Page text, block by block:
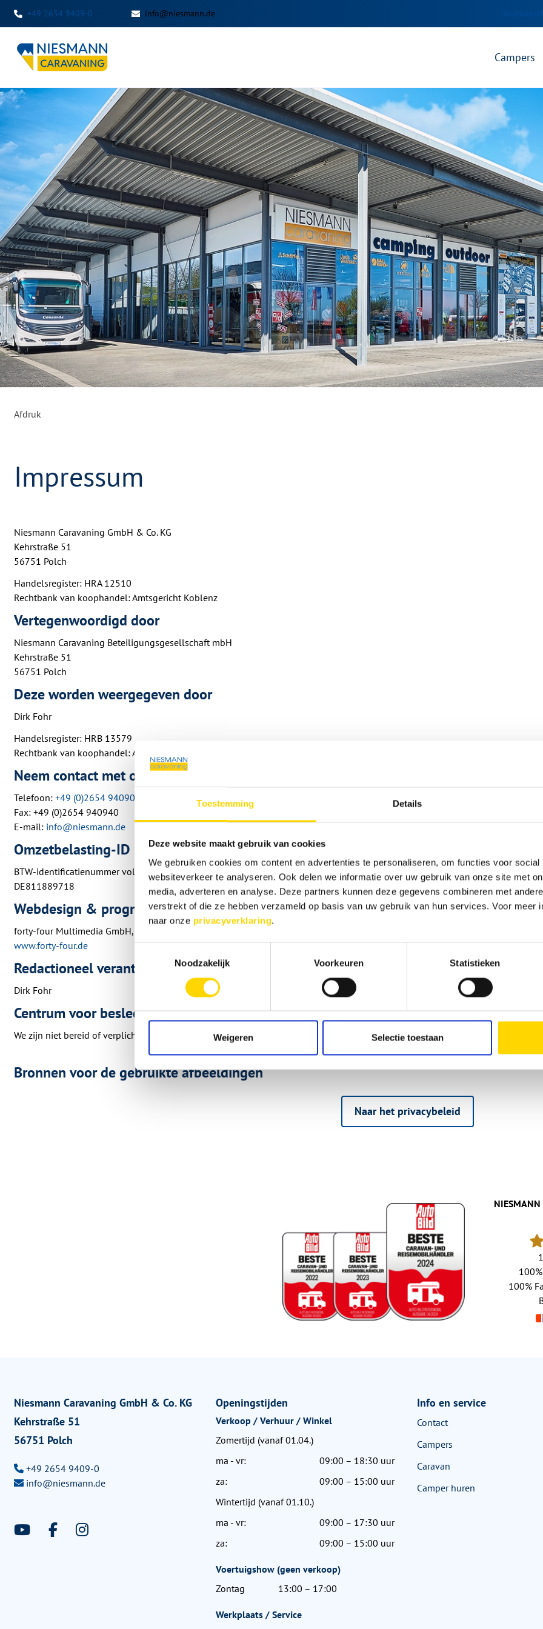
Toestemming Details
Deze website maakt gebruik van cookies
We gebruiken cookies om content en advertenties te personaliseren, om functies voor
websiteverkeer te analyseren. Ook delen we informatie over uw gebruik van onze site met
media, adverteren en analyse. Deze partners kunnen deze gegevens combineren met
verstrekt of die ze hebben verzameld op basis van uw gebruik van hun services. Voor meer
naar onze privacyverklaring.
Noodzakelijk
Voorkeuren Statistieken
Weigeren Selectie toestaan
+49 2654 9409-0 info@niesmann.de
Campers
Afdruk
Impressum
Niesmann Caravaning GmbH & Co. KG
Kehrstraße 51
56751 Polch
Handelsregister: HRA 12510
Rechtbank van koophandel: Amtsgericht Koblenz
Vertegenwoordigd door
Niesmann Caravaning Beteiligungsgesellschaft mbH
Kehrstraße 51
56751 Polch
Deze worden weergegeven door
Dirk Fohr
Handelsregister: HRB 13579
Rechtbank van koophandel: Amtsgericht Koblenz
Neem contact met ons op
Telefoon: +49 (0)2654 94090
Fax: +49 (0)2654 940940
E-mail: info@niesmann.de
Omzetbelasting-ID
BTW-identificatienummer volgens § 27 a BTW-wet:
DE811889718
Webdesign & programmeren
forty-four Multimedia GmbH, Koblenz
www.forty-four.de
Redactioneel verantwoordelijk
Dirk Fohr
Centrum voor beslechting van consumentengeschillen/universeel arbitragecentrum
We zijn niet bereid of verplicht om deel te nemen aan geschillenbeslechtingsprocedures voor een arbitragecommissie voor
Bronnen voor de gebruikte afbeeldingen
Naar het privacybeleid
100%
100%
Niesmann Caravaning GmbH & Co. KG
Kehrstraße 51
56751 Polch
+49 2654 9409-0
info@niesmann.de
Openingstijden
Verkoop / Verhuur / Winkel
Zomertijd (vanaf 01.04.)
ma - vr:
09:00 – 18:30 uur
za:
09:00 – 15:00 uur
Wintertijd (vanaf 01.10.)
ma - vr:
09:00 – 17:30 uur
za:
09:00 – 15:00 uur
Voertuigshow (geen verkoop)
Zontag
13:00 – 17:00
Werkplaats / Service
Info en service
Contact
Campers
Caravan
Camper huren